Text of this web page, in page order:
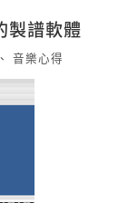
製譜軟體
、 音樂心得